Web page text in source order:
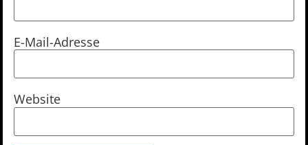
E-Mail-Adresse
Website